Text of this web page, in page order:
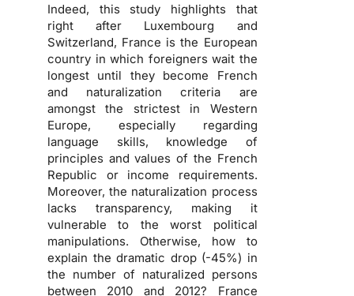
Indeed, this study highlights that
right after Luxembourg and
Switzerland, France is the European
country in which foreigners wait the
longest until they become French
and naturalization criteria are
amongst the strictest in Western
Europe, especially regarding
language skills, knowledge of
principles and values of the French
Republic or income requirements.
Moreover, the naturalization process
lacks transparency, making it
vulnerable to the worst political
manipulations. Otherwise, how to
explain the dramatic drop (-45%) in
the number of naturalized persons
between 2010 and 2012? France